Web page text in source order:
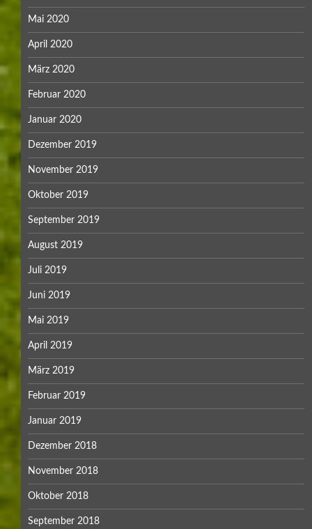
Mai 2020
April 2020
März 2020
Februar 2020
Januar 2020
Dezember 2019
November 2019
Oktober 2019
September 2019
August 2019
Juli 2019
Juni 2019
Mai 2019
April 2019
März 2019
Februar 2019
Januar 2019
Dezember 2018
November 2018
Oktober 2018
September 2018